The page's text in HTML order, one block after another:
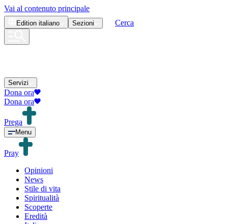
Vai al contenuto principale
Edition italiano Sezioni Cerca
Servizi
Dona ora
Dona ora
Prega
Menu
Pray
Opinioni
News
Stile di vita
Spiritualità
Scoperte
Eredità